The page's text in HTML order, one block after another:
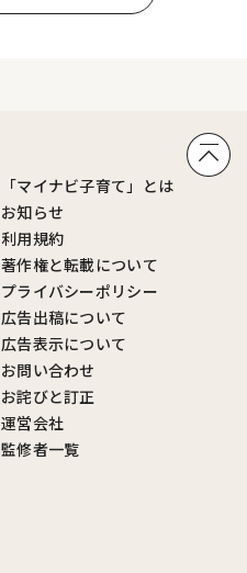
「マイナビ子育て」とは
お知らせ
利用規約
著作権と転載について
プライバシーポリシー
広告出稿について
広告表示について
お問い合わせ
お詫びと訂正
運営会社
監修者一覧